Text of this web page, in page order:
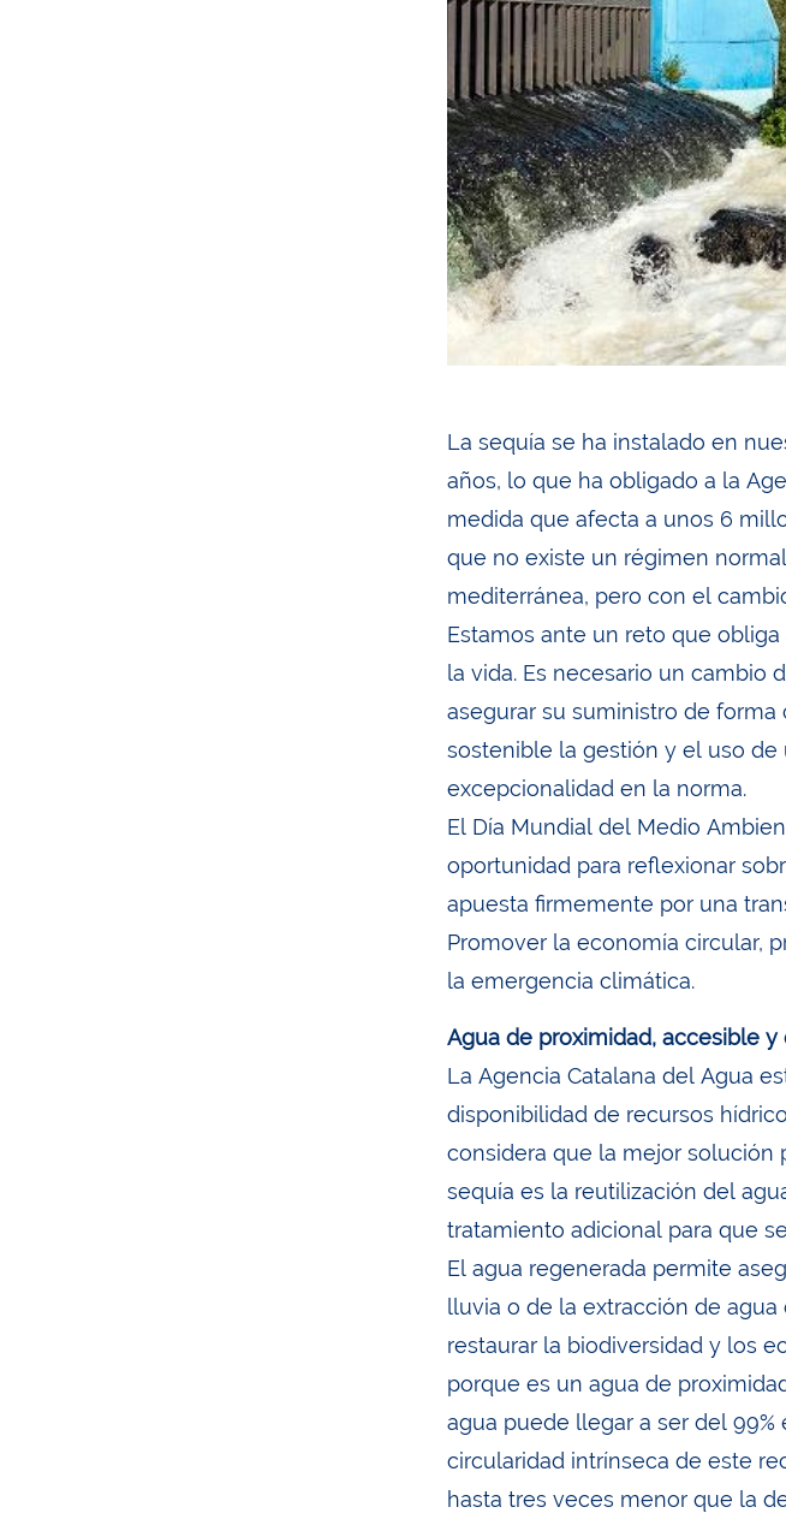
La sequía se ha instalado en
años, lo que ha obligado a la
medida que afecta a unos 6
que no existe un régimen
mediterránea, pero con el
Estamos ante un reto que
la vida. Es necesario un cambio
asegurar su suministro de
sostenible la gestión y el uso
excepcionalidad en la norma.
El Día Mundial del Medio
oportunidad para reflexionar
apuesta firmemente por una
Promover la economía circular,
la emergencia climática.
Agua de proximidad, accesible
La Agencia Catalana del Agua
disponibilidad de recursos
considera que la mejor solución
sequía es la reutilización del
tratamiento adicional para que
El agua regenerada permite
lluvia o de la extracción de
restaurar la biodiversidad y los
porque es un agua de
agua puede llegar a ser del
circularidad intrínseca de este
hasta tres veces menor que la